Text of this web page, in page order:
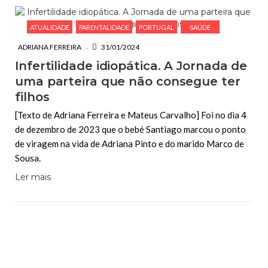
ATUALIDADE PARENTALIDADE PORTUGAL SAÚDE
ADRIANA FERREIRA 31/01/2024
Infertilidade idiopática. A Jornada de
uma parteira que não consegue ter
filhos
[Texto de Adriana Ferreira e Mateus Carvalho] Foi no dia 4
de dezembro de 2023 que o bebé Santiago marcou o ponto
de viragem na vida de Adriana Pinto e do marido Marco de
Sousa.
Ler mais